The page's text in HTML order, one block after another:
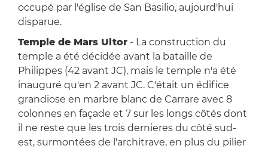
occupé par l'église de San Basilio, aujourd'hui
disparue.
Temple de Mars Ultor- La construction du
temple a été décidée avant la bataille de
Philippes (42 avant JC), mais le temple n'a été
inauguré qu'en 2 avant JC. C'était un édifice
grandiose en marbre blanc de Carrare avec 8
colonnes en façade et 7 sur les longs côtés dont
il ne reste que les trois dernieres du côté sud-
est, surmontées de l'architrave, en plus du pilier